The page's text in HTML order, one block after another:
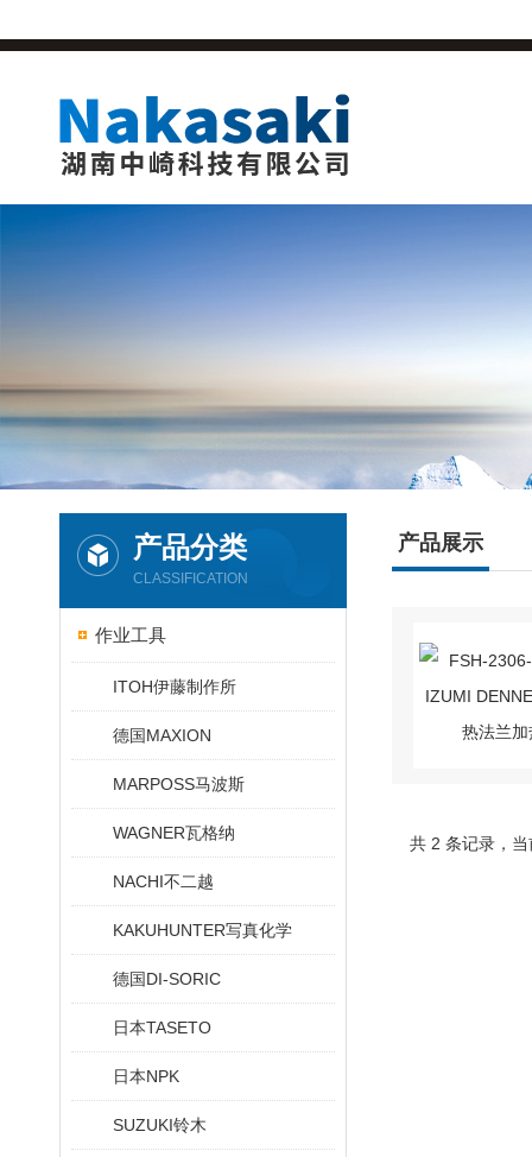
产品分类
CLASSIFICATION
作业工具
ITOH伊藤制作所
德国MAXION
MARPOSS马波斯
WAGNER瓦格纳
NACHI不二越
KAKUHUNTER写真化学
德国DI-SORIC
日本TASETO
日本NPK
SUZUKI铃木
产品展示
共 2 条记录，